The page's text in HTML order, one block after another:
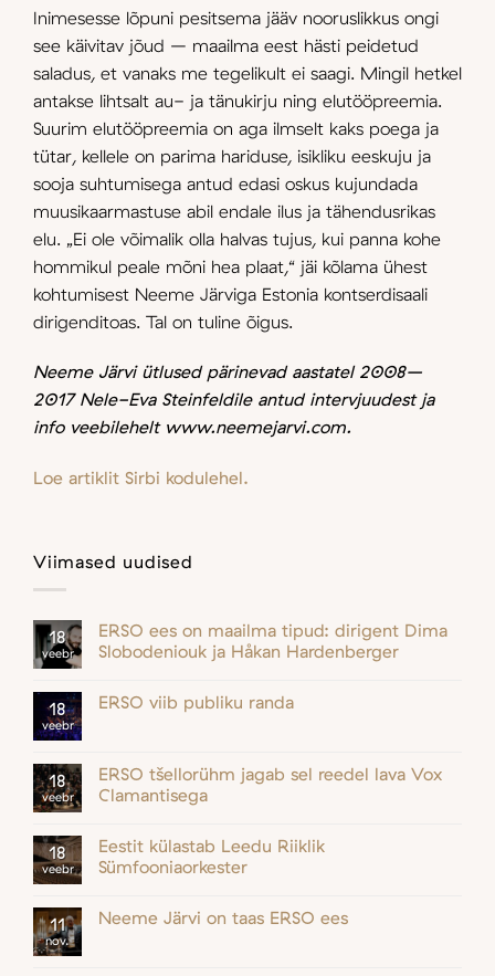
Inimesesse lõpuni pesitsema jääv nooruslikkus ongi
see käivitav jõud – maailma eest hästi peidetud
saladus, et vanaks me tegelikult ei saagi. Mingil hetkel
antakse lihtsalt au- ja tänukirju ning elutööpreemia.
Suurim elutööpreemia on aga ilmselt kaks poega ja
tütar, kellele on parima hariduse, isikliku eeskuju ja
sooja suhtumisega antud edasi oskus kujundada
muusikaarmastuse abil endale ilus ja tähendusrikas
elu. „Ei ole võimalik olla halvas tujus, kui panna kohe
hommikul peale mõni hea plaat,“ jäi kõlama ühest
kohtumisest Neeme Järviga Estonia kontserdisaali
dirigenditoas. Tal on tuline õigus.
Neeme Järvi ütlused pärinevad aastatel 2008–
2017 Nele-Eva Steinfeldile antud inter­vjuudest ja
info veebilehelt www.neemejarvi.com.
Loe artiklit Sirbi kodulehel.
Viimased uudised
18
veebr
ERSO ees on maailma tipud: dirigent Dima
Slobodeniouk ja Håkan Hardenberger
18
veebr
ERSO viib publiku randa
18
veebr
ERSO tšellorühm jagab sel reedel lava Vox
Clamantisega
18
veebr
Eestit külastab Leedu Riiklik
Sümfooniaorkester
11
nov.
Neeme Järvi on taas ERSO ees